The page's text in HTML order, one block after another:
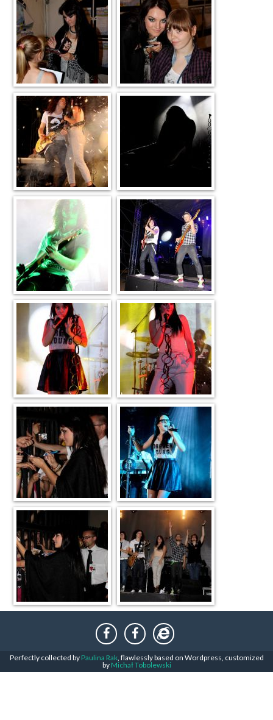
Perfectly collected by Paulina Rak, flawlessly based on Wordpress, customized
by Michał Tobolewski